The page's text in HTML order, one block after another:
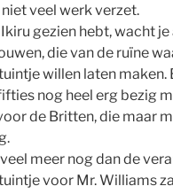
veel werk verzet.
gezien hebt, wacht
die van de ruïne
willen laten maken.
nog heel erg bezig
de Britten, die maar
meer nog dan de
voor Mr. Williams